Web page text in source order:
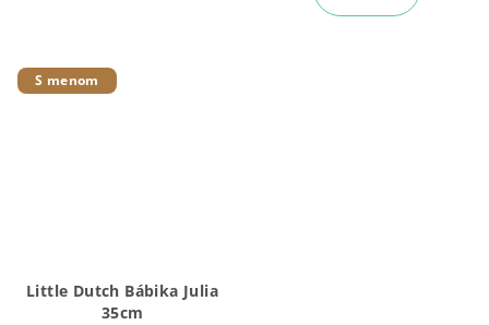
S menom
Little Dutch Bábika Julia
35cm